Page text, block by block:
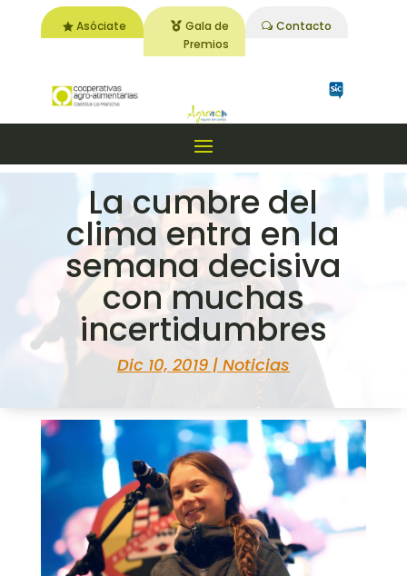
Asóciate
Gala de
Premios
Contacto
La cumbre del
clima entra en la
semana decisiva
con muchas
incertidumbres
Dic 10, 2019| Noticias